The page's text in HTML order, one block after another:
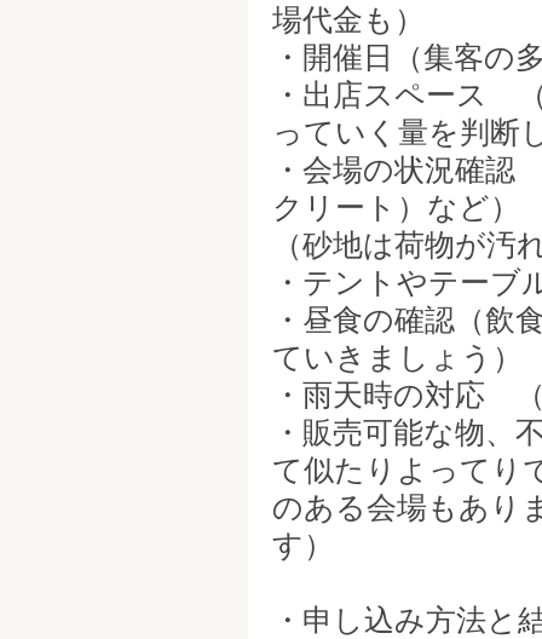
場代金も）
・開催日（集客の
・出店スペース
っていく量を判断
・会場の状況確認
クリート）など）
（砂地は荷物が
・テントやテーブ
・昼食の確認（飲
ていきましょう）
・雨天時の対応
・販売可能な物、
て似たりよってり
のある会場もあり
す）
・申し込み方法と